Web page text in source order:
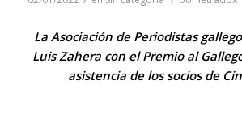
La Asociación de Periodistas
Luis Zahera con el Premio al
asistencia de los socios de